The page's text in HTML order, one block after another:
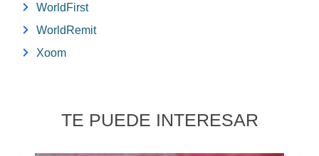
WorldFirst
WorldRemit
Xoom
TE PUEDE INTERESAR